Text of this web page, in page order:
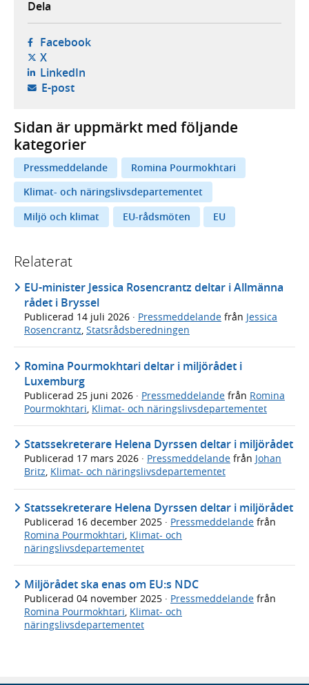
Dela
Facebook- öppnas i ny flik, extern webbplats,
X- öppnas i ny flik, extern webbplats,
LinkedIn- öppnas i ny flik, extern webbplats,
E-post- öppnar din e-postklient,
Sidan är uppmärkt med följande
kategorier
Pressmeddelande
Romina Pourmokhtari
Klimat- och näringslivsdepartementet
Miljö och klimat
EU-rådsmöten EU
Relaterat
EU-minister Jessica Rosencrantz deltar i Allmänna
rådet i Bryssel
Publicerad 14 juli 2026 · Pressmeddelande från Jessica
Rosencrantz, Statsrådsberedningen
Romina Pourmokhtari deltar i miljörådet i
Luxemburg
Publicerad 25 juni 2026 · Pressmeddelande från Romina
Pourmokhtari Klimat- och näringslivsdepartementet
Statssekreterare Helena Dyrssen deltar i miljörådet
Publicerad 17 mars 2026 · Pressmeddelande från Johan
Britz, Klimat- och näringslivsdepartementet
Statssekreterare Helena Dyrssen deltar i miljörådet
Publicerad 16 december 2025 · Pressmeddelande från
Romina Pourmokhtari, Klimat- och
näringslivsdepartementet
Miljörådet ska enas om EU:s NDC
Publicerad 04 november 2025 · Pressmeddelande från
Romina Pourmokhtari Klimat- och
näringslivsdepartementet